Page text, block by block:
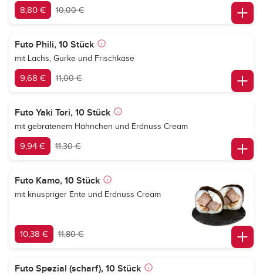
8,80 € 10,00 €
Futo Phili, 10 Stück
mit Lachs, Gurke und Frischkäse
9,68 € 11,00 €
Futo Yaki Tori, 10 Stück
mit gebratenem Hähnchen und Erdnuss Cream
9,94 € 11,30 €
Futo Kamo, 10 Stück
mit knuspriger Ente und Erdnuss Cream
10,38 € 11,80 €
Futo Spezial (scharf), 10 Stück